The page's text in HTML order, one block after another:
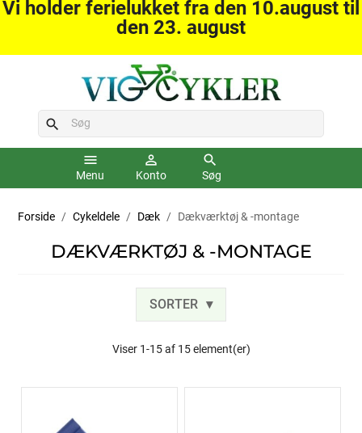
Vi holder ferielukket fra den 10.august til
den 23. august
search
menu
Menu
person_outline
Konto
search
Søg
Forside Cykeldele Dæk Dækværktøj & -montage
DÆKVÆRKTØJ & -MONTAGE
SORTER
Viser 1-15 af 15 element(er)